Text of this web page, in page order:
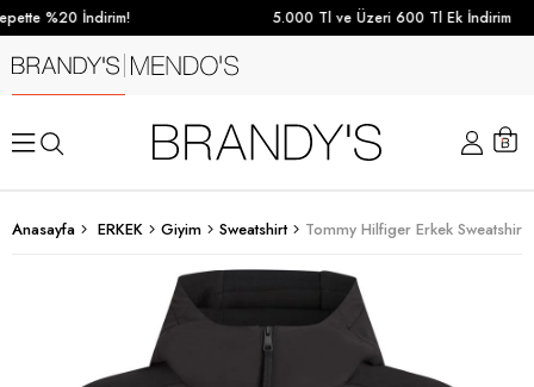
%20 İndirim! 5.000 Tl ve Üzeri 600 Tl Ek İndirim
Anasayfa ERKEK Giyim Sweatshirt Tommy Hilfiger Erkek Sweatshirt